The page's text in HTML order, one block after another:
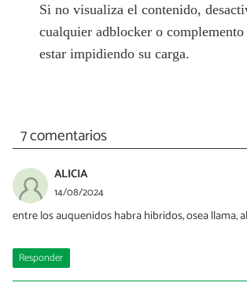
Si no visualiza el contenido,
cualquier adblocker o complemento
estar impidiendo su carga.
7 comentarios
ALICIA
14/08/2024
entre los auquenidos habra hibridos, osea llama,
Responder